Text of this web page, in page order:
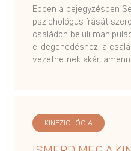
Ebben a bejegyzésben
pszichológus írását
családon belüli
elidegenedéshez, a
vezethetnek akár,
KINEZIOLÓGIA